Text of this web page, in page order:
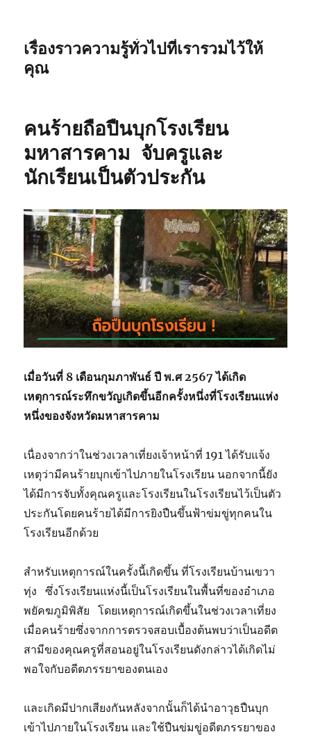
เรื่องราวความรู้ทั่วไปที่เรารวมไว้ให้
คุณ
คนร้ายถือปืนบุกโรงเรียน
มหาสารคาม จับครูและ
นักเรียนเป็นตัวประกัน
เมื่อวันที่ 8 เดือนกุมภาพันธ์ ปี พ.ศ 2567 ได้เกิด
เหตุการณ์ระทึกขวัญเกิดขึ้นอีกครั้งหนึ่งที่โรงเรียนแห่ง
หนึ่งของจังหวัดมหาสารคาม
เนื่องจากว่าในช่วงเวลาเที่ยงเจ้าหน้าที่ 191 ได้รับแจ้ง
เหตุว่ามีคนร้ายบุกเข้าไปภายในโรงเรียน นอกจากนี้ยัง
ได้มีการจับทั้งคุณครูและโรงเรียนในโรงเรียนไว้เป็นตัว
ประกันโดยคนร้ายได้มีการยิงปืนขึ้นฟ้าข่มขู่ทุกคนใน
โรงเรียนอีกด้วย
สำหรับเหตุการณ์ในครั้งนี้เกิดขึ้น ที่โรงเรียนบ้านเขวา
ทุ่ง ซึ่งโรงเรียนแห่งนี้เป็นโรงเรียนในพื้นที่ของอำเภอ
พยัคฆภูมิพิสัย โดยเหตุการณ์เกิดขึ้นในช่วงเวลาเที่ยง
เมื่อคนร้ายซึ่งจากการตรวจสอบเบื้องต้นพบว่าเป็นอดีต
สามีของคุณครูที่สอนอยู่ในโรงเรียนดังกล่าวได้เกิดไม่
พอใจกับอดีตภรรยาของตนเอง
และเกิดมีปากเสียงกันหลังจากนั้นก็ได้นำอาวุธปืนบุก
เข้าไปภายในโรงเรียน และใช้ปืนข่มขู่อดีตภรรยาของ